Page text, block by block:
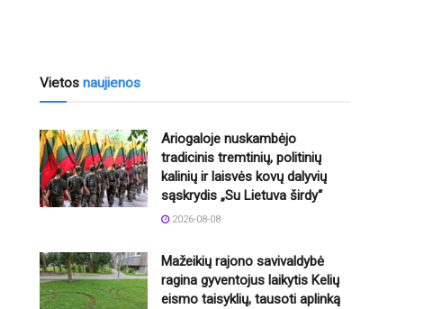
Vietos naujienos
Ariogaloje nuskambėjo
tradicinis tremtinių, politinių
kalinių ir laisvės kovų dalyvių
sąskrydis „Su Lietuva širdy“
2026-08-08
Mažeikių rajono savivaldybė
ragina gyventojus laikytis Kelių
eismo taisyklių, tausoti aplinką